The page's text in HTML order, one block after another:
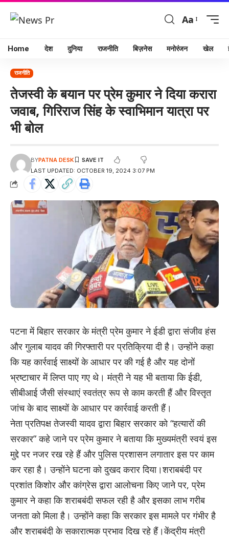
Aa
Home देश दुनिया राजनीति बिज़नेस मनोरंजन खेल
राजनीति
तेजस्वी के बयान पर प्रेम कुमार ने दिया करारा
जवाब, गिरिराज सिंह के स्वाभिमान यात्रा पर
भी बोल
LAST UPDATED: OCTOBER 19, 2024 3:07 PM
BYPATNA DESK
पटना में बिहार सरकार के मंत्री प्रेम कुमार ने ईडी द्वारा संजीव हंस
और गुलाब यादव की गिरफ्तारी पर प्रतिक्रिया दी है। उन्होंने कहा
कि यह कार्रवाई साक्ष्यों के आधार पर की गई है और यह दोनों
भ्रष्टाचार में लिप्त पाए गए थे। मंत्री ने यह भी बताया कि ईडी,
सीबीआई जैसी संस्थाएं स्वतंत्र रूप से काम करती हैं और विस्तृत
जांच के बाद साक्ष्यों के आधार पर कार्रवाई करती हैं।
नेता प्रतिपक्ष तेजस्वी यादव द्वारा बिहार सरकार को “हत्यारों की
सरकार” कहे जाने पर प्रेम कुमार ने बताया कि मुख्यमंत्री स्वयं इस
मुद्दे पर नजर रख रहे हैं और पुलिस प्रशासन लगातार इस पर काम
कर रहा है। उन्होंने घटना को दुखद करार दिया।शराबबंदी पर
प्रशांत किशोर और कांग्रेस द्वारा आलोचना किए जाने पर, प्रेम
कुमार ने कहा कि शराबबंदी सफल रही है और इसका लाभ गरीब
जनता को मिला है। उन्होंने कहा कि सरकार इस मामले पर गंभीर है
और शराबबंदी के सकारात्मक प्रभाव दिख रहे हैं।केंद्रीय मंत्री